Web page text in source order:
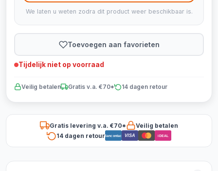
We laten u weten zodra dit product weer beschikbaar is.
Toevoegen aan favorieten
Tijdelijk niet op voorraad
Veilig betalen Gratis v.a. €70* 14 dagen retour
Gratis levering v.a. €70*
Veilig betalen
14 dagen retourBancontact VISA iDEAL